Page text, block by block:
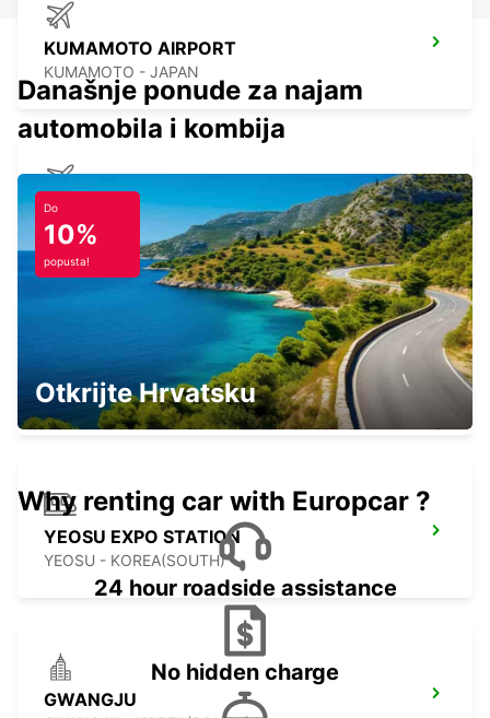
KUMAMOTO AIRPORT
KUMAMOTO - JAPAN
NAGASAKI AIRPORT
OMURA - JAPAN
KAGOSHIMA AIRPORT
KIRISHIMA - JAPAN
YEOSU EXPO STATION
YEOSU - KOREA(SOUTH)
GWANGJU
Današnje ponude za najam
automobila i kombija
Do
10%
popusta!
Otkrijte Hrvatsku
Why renting car with Europcar ?
24 hour roadside assistance
No hidden charge